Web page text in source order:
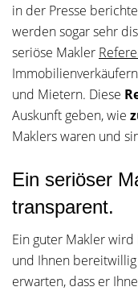
in der Presse
werden sogar sehr
seriöse Makler
und Mietern. Diese
Auskunft geben, wie
Maklers waren und
Ein seriöser
transparent.
Ein guter Makler
und Ihnen
erwarten, dass er